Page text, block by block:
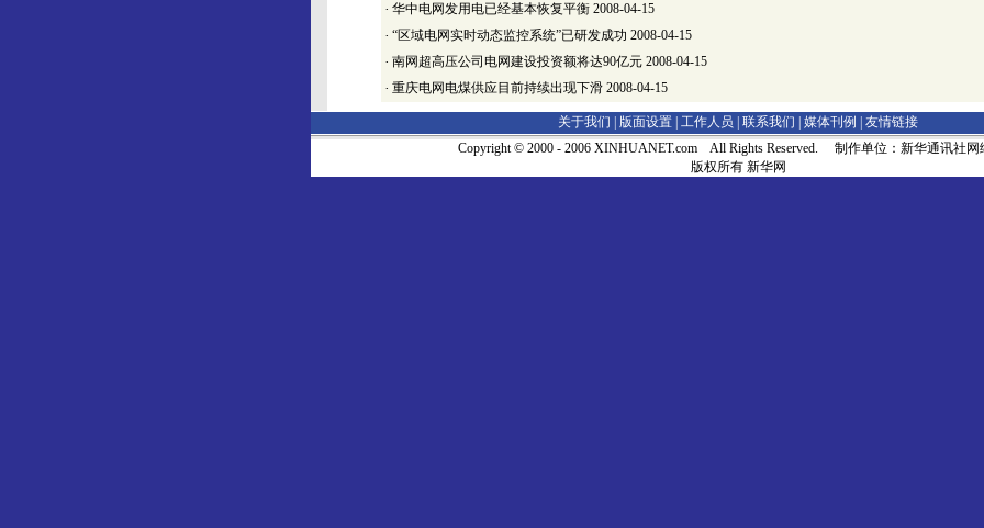
· 华中电网发用电已经基本恢复平衡 2008-04-15
· “区域电网实时动态监控系统”已研发成功 2008-04-15
· 南网超高压公司电网建设投资额将达90亿元 2008-04-15
· 重庆电网电煤供应目前持续出现下滑 2008-04-15
关于我们 | 版面设置 工作人员 联系我们 媒体刊例
友情链接
Copyright © 2000 - 2006 XINHUANET.com All Rights Reserved. 制作单位：新华通讯社网
版权所有 新华网